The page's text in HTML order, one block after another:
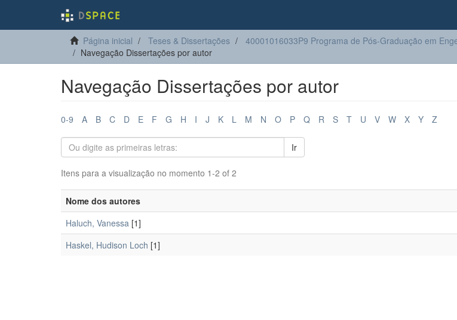
Página inicial Teses & Dissertações 40001016033P9 Programa de Pós-Graduação em
Navegação Dissertações por autor
Navegação Dissertações por autor
0-9 A B C D E F G H I J K L M N O P Q R S T U V W X Y Z
Ir
Itens para a visualização no momento 1-2 of 2
Nome dos autores
Haluch, Vanessa [1]
Haskel, Hudison Loch [1]